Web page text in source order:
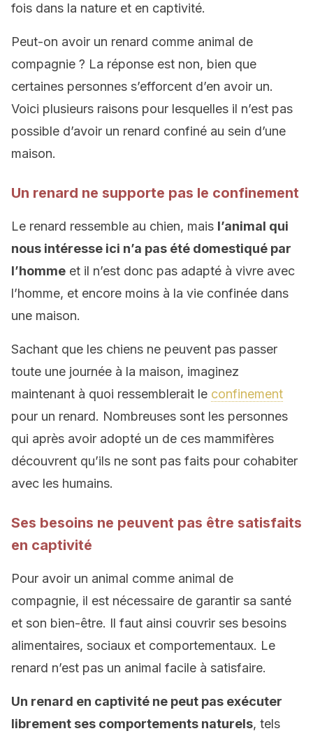
fois dans la nature et en captivité.
Peut-on avoir un renard comme animal de
compagnie ? La réponse est non, bien que
certaines personnes s’efforcent d’en avoir un.
Voici plusieurs raisons pour lesquelles il n’est pas
possible d’avoir un renard confiné au sein d’une
maison.
Un renard ne supporte pas le confinement
Le renard ressemble au chien, mais l’animal qui
nous intéresse ici n’a pas été domestiqué par
l’homme et il n’est donc pas adapté à vivre avec
l’homme, et encore moins à la vie confinée dans
une maison.
Sachant que les chiens ne peuvent pas passer
toute une journée à la maison, imaginez
maintenant à quoi ressemblerait le confinement
pour un renard. Nombreuses sont les personnes
qui après avoir adopté un de ces mammifères
découvrent qu’ils ne sont pas faits pour cohabiter
avec les humains.
Ses besoins ne peuvent pas être satisfaits
en captivité
Pour avoir un animal comme animal de
compagnie, il est nécessaire de garantir sa santé
et son bien-être. Il faut ainsi couvrir ses besoins
alimentaires, sociaux et comportementaux. Le
renard n’est pas un animal facile à satisfaire.
Un renard en captivité ne peut pas exécuter
librement ses comportements naturels, tels